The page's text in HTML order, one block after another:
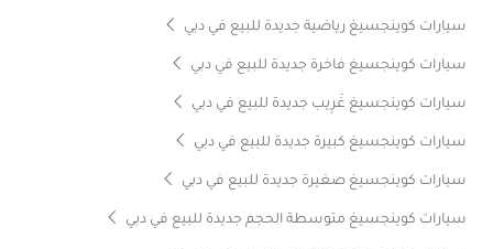
سيارات كوينجسيغ رياضية جديدة للبيع في دبي
سيارات كوينجسيغ فاخرة جديدة للبيع في دبي
سيارات كوينجسيغ غَرِيب جديدة للبيع في دبي
سيارات كوينجسيغ كبيرة جديدة للبيع في دبي
سيارات كوينجسيغ صغيرة جديدة للبيع في دبي
سيارات كوينجسيغ متوسطة الحجم جديدة للبيع في دبي